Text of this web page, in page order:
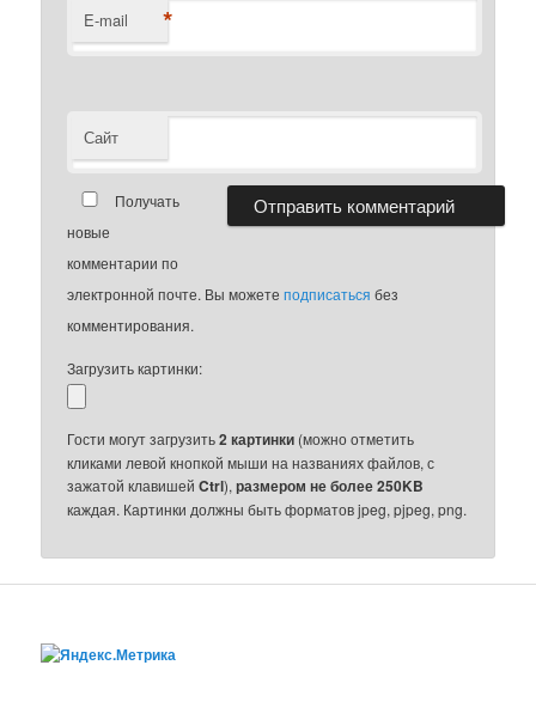
E-mail *
Сайт
Получать
новые
комментарии по
электронной почте. Вы можетеподписаться без
комментирования.
Загрузить картинки:
Гости могут загрузить2 картинки (можно отметить
кликами левой кнопкой мыши на названиях файлов, с
зажатой клавишейCtrl),размером не более 250KB
каждая. Картинки должны быть форматов jpeg, pjpeg, png.